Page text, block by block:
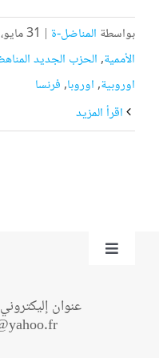
بواسطة المناضل-ة | 31 مايو، 2019
الأممية,الحزب الجديد
اوروبية,اوروبا,فرنسا
Toggle
عنوان